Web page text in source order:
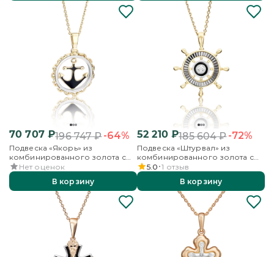
70 707₽196 747₽-64%
Подвеска «Якорь» из
комбинированного золота с
эмалью
Нет оценок
В корзину
52 210₽185 604₽-72%
Подвеска «Штурвал» из
комбинированного золота с
фианитом и эмалью
5.0 1 отзыв
В корзину